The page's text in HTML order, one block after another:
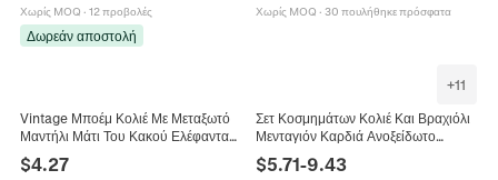
Χωρίς MOQ · 12 προβολές
Δωρεάν αποστολή
Διακοσμητικό Κασκόλ Δώρο
Χωρίς MOQ · 30 πουλήθηκε πρόσφατα
Vintage Μποέμ Κολιέ Με Μεταξωτό
Μαντήλι Μάτι Του Κακού Ελέφαντας
Κέρατο Χάλκινες Χάντρες Ύφασμα
Ethnic Κόσμημα Γυναικείο
$4.27
+11
Σετ Κοσμημάτων Κολιέ Και Βραχιόλι
Μενταγιόν Καρδιά Ανοξείδωτο
Ατσάλι Μεταξωτό Μαντήλι Λεοπάρ
Μποέμ Μπαρόκ Γυναίκες
$5.71-9.43